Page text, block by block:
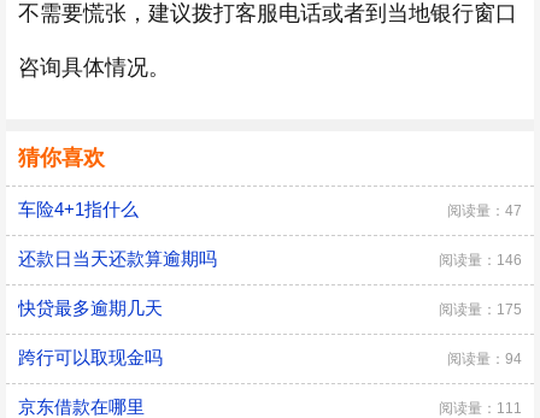
不需要慌张，建议拨打客服电话或者到当地银行窗口
咨询具体情况。
猜你喜欢
车险4+1指什么 阅读量：47
还款日当天还款算逾期吗 阅读量：146
快贷最多逾期几天 阅读量：175
跨行可以取现金吗 阅读量：94
京东借款在哪里 阅读量：111